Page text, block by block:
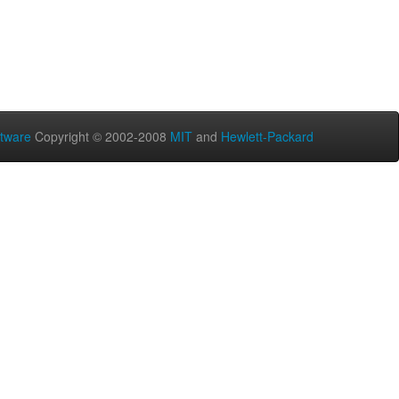
Copyright © 2002-2008 MIT and Hewlett-Packard